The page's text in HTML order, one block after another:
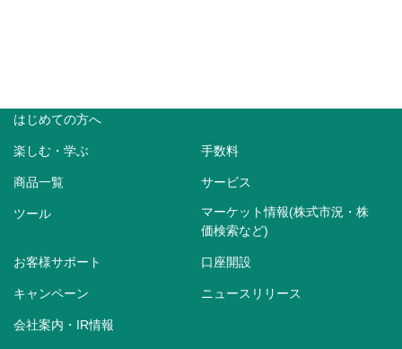
はじめての方へ
楽しむ・学ぶ 手数料
商品一覧 サービス
ツール
マーケット情報(株式市況・株
価検索など)
お客様サポート 口座開設
キャンペーン ニュースリリース
会社案内・IR情報